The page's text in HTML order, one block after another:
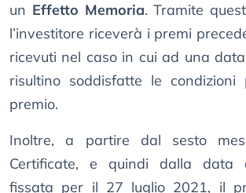
un Effetto Memoria. Tramite
l’investitore riceverà i premi
ricevuti nel caso in cui ad una
risultino soddisfatte le
premio.
Inoltre, a partire dal sesto
Certificate, e quindi dalla data
fissata per il 27 luglio 2021, il